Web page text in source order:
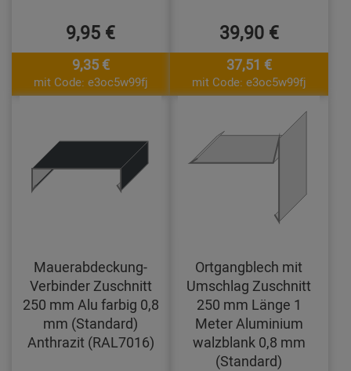
9,95 €
9,35 €
mit Code: e3oc5w99fj
39,90 €
37,51 €
mit Code: e3oc5w99fj
Mauerabdeckung-
Verbinder Zuschnitt
250 mm Alu farbig 0,8
mm (Standard)
Anthrazit (RAL7016)
Ortgangblech mit
Umschlag Zuschnitt
250 mm Länge 1
Meter Aluminium
walzblank 0,8 mm
(Standard)